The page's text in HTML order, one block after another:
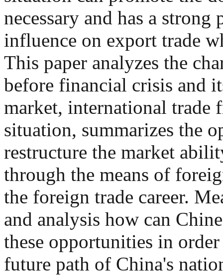
necessary and has a
influence on export trade
This paper analyzes the
before financial crisis and
market, international trade
situation, summarizes the
restructure the market
through the means of
the foreign trade career.
and analysis how can
these opportunities in
future path of China's